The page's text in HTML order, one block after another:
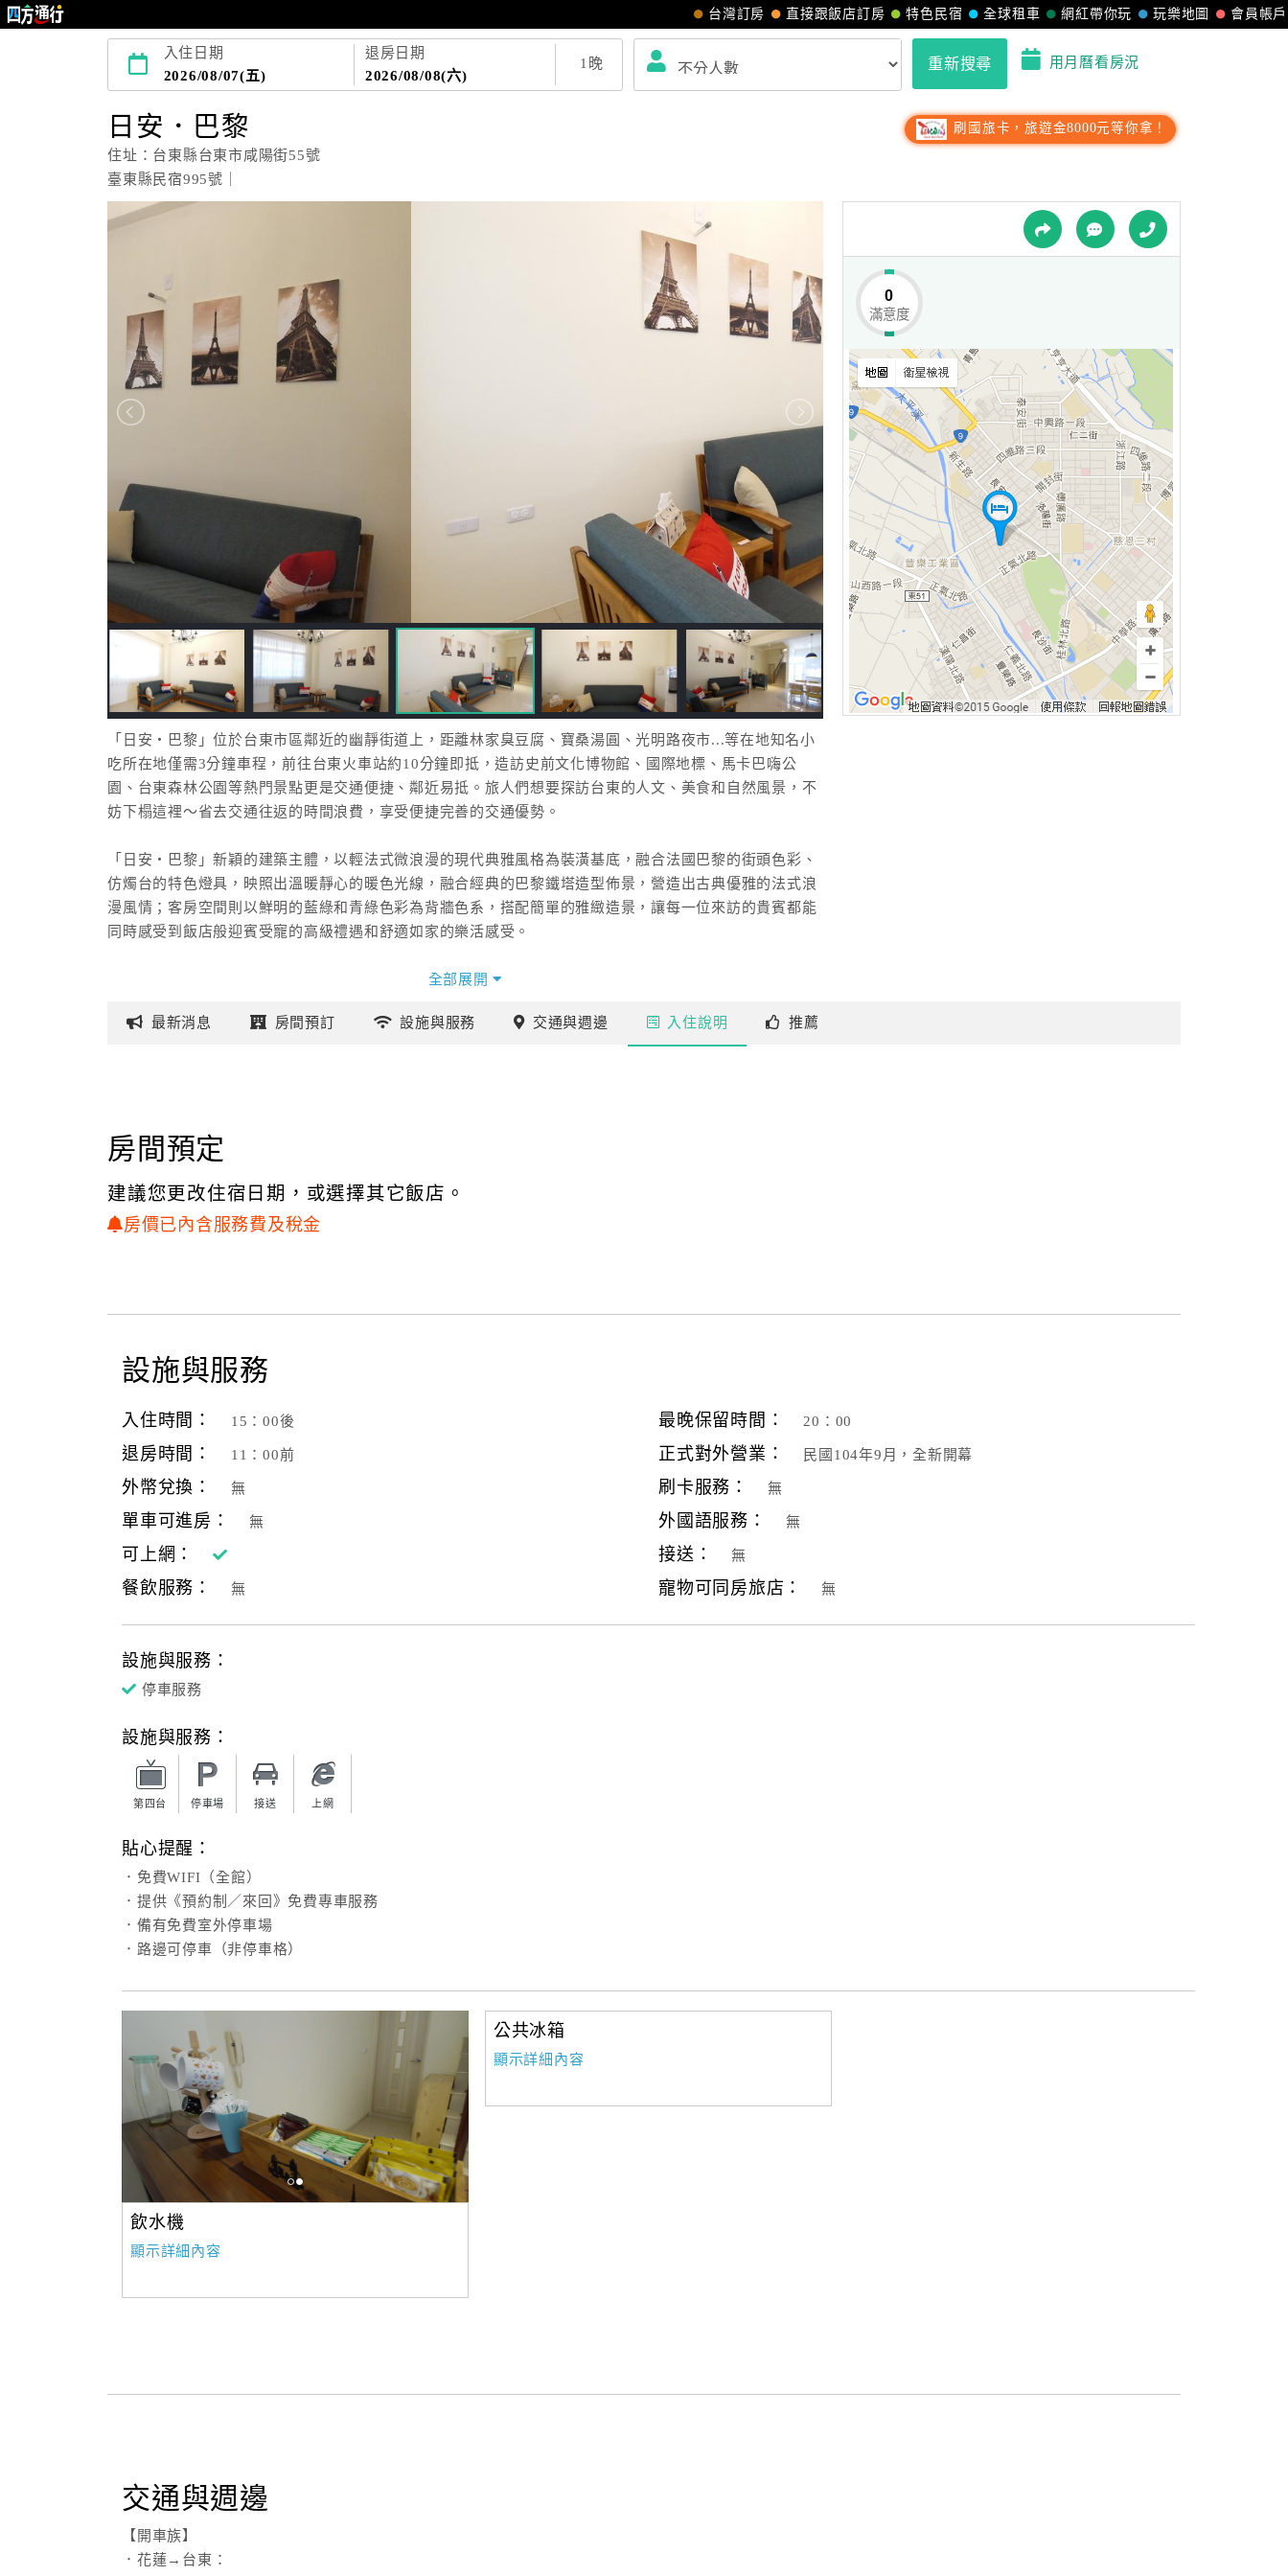
會員帳戶
玩樂地圖
網紅帶你玩
全球租車
特色民宿
直接跟飯店訂房
台灣訂房
入住日期
2026/08/07(五)
退房日期
2026/08/08(六)
1 晚 重新搜尋 用月曆看房況
日安．巴黎
住址：台東縣台東市咸陽街55號
臺東縣民宿995號｜
刷國旅卡，旅遊金8000元等你拿！
「日安‧巴黎」位於台東市區鄰近的幽靜街道上，距離林家臭豆腐、寶桑湯圓、光明路夜市...等在地知名小
吃所在地僅需3分鐘車程，前往台東火車站約10分鐘即抵，造訪史前文化博物館、國際地標、馬卡巴嗨公
園、台東森林公園等熱門景點更是交通便捷、鄰近易抵。旅人們想要探訪台東的人文、美食和自然風景，不
妨下榻這裡～省去交通往返的時間浪費，享受便捷完善的交通優勢。
「日安‧巴黎」新穎的建築主體，以輕法式微浪漫的現代典雅風格為裝潢基底，融合法國巴黎的街頭色彩、
仿燭台的特色燈具，映照出溫暖靜心的暖色光線，融合經典的巴黎鐵塔造型佈景，營造出古典優雅的法式浪
漫風情；客房空間則以鮮明的藍綠和青綠色彩為背牆色系，搭配簡單的雅緻造景，讓每一位來訪的貴賓都能
同時感受到飯店般迎賓受寵的高級禮遇和舒適如家的樂活感受。
全部展開
0
滿意度
最新消息 房間預訂 設施與服務 交通與週邊 入住說明 推薦
房間預定
建議您更改住宿日期，或選擇其它飯店。
房價已內含服務費及稅金
設施與服務
入住時間： 15：00後 最晚保留時間： 20：00
退房時間： 11：00前 正式對外營業： 民國104年9月，全新開幕
外幣兌換： 無 刷卡服務： 無
單車可進房： 無 外國語服務： 無
可上網： 接送： 無
餐飲服務： 無 寵物可同房旅店： 無
設施與服務：
停車服務
設施與服務：
第四台 停車場 接送 上網
貼心提醒：
．免費WIFI（全館）
．提供《預約制／來回》免費專車服務
．備有免費室外停車場
．路邊可停車（非停車格）
飲水機
顯示詳細內容
公共冰箱
顯示詳細內容
交通與週邊
【開車族】
．花蓮→台東：